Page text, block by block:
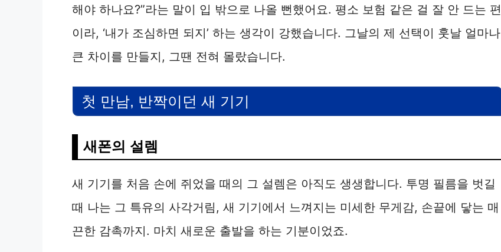
해야 하나요?”라는 말이 입 밖으로 나올 뻔했어요. 평소 보험 같은 걸 잘 안 드는 편
이라, ‘내가 조심하면 되지’ 하는 생각이 강했습니다. 그날의 제 선택이 훗날 얼마나
큰 차이를 만들지, 그땐 전혀 몰랐습니다.
첫 만남, 반짝이던 새 기기
새폰의 설렘
새 기기를 처음 손에 쥐었을 때의 그 설렘은 아직도 생생합니다. 투명 필름을 벗길
때 나는 그 특유의 사각거림, 새 기기에서 느껴지는 미세한 무게감, 손끝에 닿는 매
끈한 감촉까지. 마치 새로운 출발을 하는 기분이었죠.